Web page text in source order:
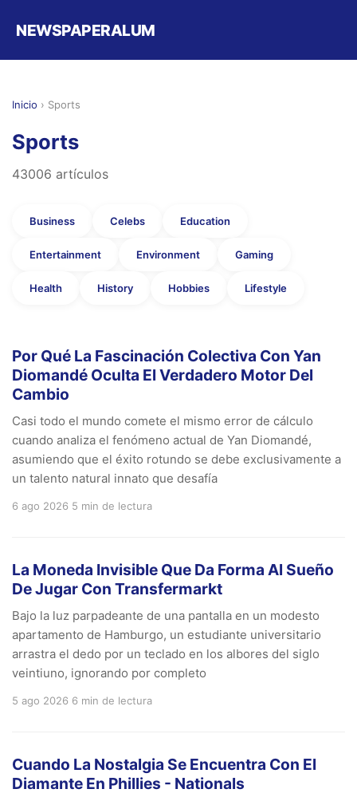
NEWSPAPERALUM
Inicio › Sports
Sports
43006 artículos
Business Celebs Education
Entertainment Environment Gaming
Health History Hobbies Lifestyle
Por Qué La Fascinación Colectiva Con Yan
Diomandé Oculta El Verdadero Motor Del
Cambio
Casi todo el mundo comete el mismo error de cálculo
cuando analiza el fenómeno actual de Yan Diomandé,
asumiendo que el éxito rotundo se debe exclusivamente a
un talento natural innato que desafía
6 ago 2026 5 min de lectura
La Moneda Invisible Que Da Forma Al Sueño
De Jugar Con Transfermarkt
Bajo la luz parpadeante de una pantalla en un modesto
apartamento de Hamburgo, un estudiante universitario
arrastra el dedo por un teclado en los albores del siglo
veintiuno, ignorando por completo
5 ago 2026 6 min de lectura
Cuando La Nostalgia Se Encuentra Con El
Diamante En Phillies - Nationals